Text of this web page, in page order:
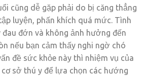
cũng dễ gặp phải do bị căng thẳng
luyện, phấn khích quá mức. Tình
đớn và không ảnh hưởng đến
nếu bạn cảm thấy nghi ngờ chó
đề sức khỏe này thì nhiệm vụ của
sở thú y để lựa chọn các hướng